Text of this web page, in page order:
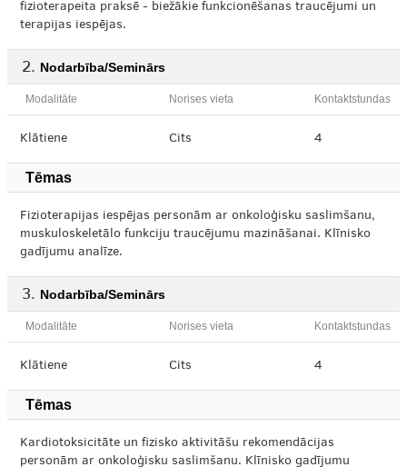
fizioterapeita praksē - biežākie funkcionēšanas traucējumi un
terapijas iespējas.
Nodarbība/Seminārs
Modalitāte Norises vieta Kontaktstundas
Klātiene Cits 4
Tēmas
Fizioterapijas iespējas personām ar onkoloģisku saslimšanu,
muskuloskeletālo funkciju traucējumu mazināšanai. Klīnisko
gadījumu analīze.
Nodarbība/Seminārs
Modalitāte Norises vieta Kontaktstundas
Klātiene Cits 4
Tēmas
Kardiotoksicitāte un fizisko aktivitāšu rekomendācijas
personām ar onkoloģisku saslimšanu. Klīnisko gadījumu